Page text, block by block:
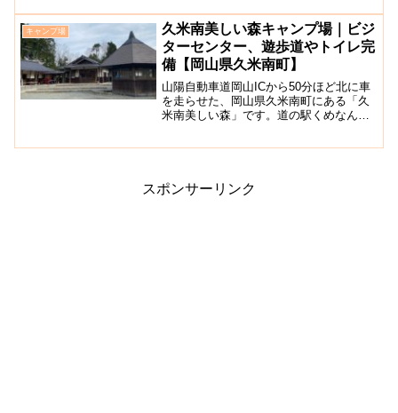
が、楽校内の約9割は元の自然のままなの
で、まったり散策...
キャンプ場
久米南美しい森キャンプ場｜ビジ
ターセンター、遊歩道やトイレ完
備【岡山県久米南町】
山陽自動車道岡山ICから50分ほど北に車
を走らせた、岡山県久米南町にある「久
米南美しい森」です。道の駅くめなんか
スポンサーリンク